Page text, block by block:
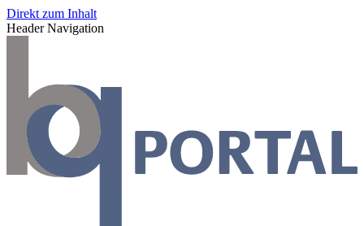
Direkt zum Inhalt
Header Navigation